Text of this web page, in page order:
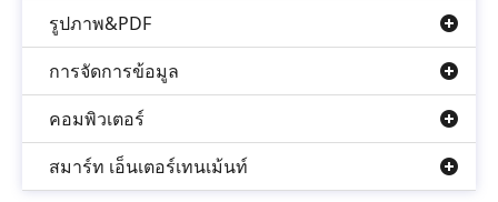
รูปภาพ&PDF
การจัดการข้อมูล
คอมพิวเตอร์
สมาร์ท เอ็นเตอร์เทนเม้นท์